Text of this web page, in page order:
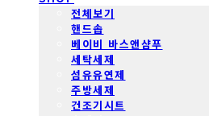
전체보기
핸드솝
베이비 바스앤샴푸
세탁세제
섬유유연제
주방세제
건조기시트